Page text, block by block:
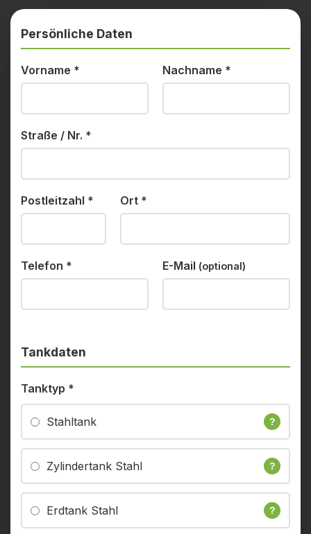
Persönliche Daten
Vorname * Nachname *
Straße / Nr. *
Postleitzahl * Ort *
Telefon * E-Mail (optional)
Tankdaten
Tanktyp *
Stahltank ?
Zylindertank Stahl ?
Erdtank Stahl ?